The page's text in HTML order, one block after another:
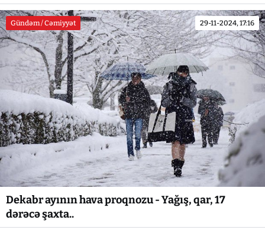
Gündəm / Cəmiyyət 29-11-2024, 17:16
Dekabr ayının hava proqnozu - Yağış, qar, 17
dərəcə şaxta..